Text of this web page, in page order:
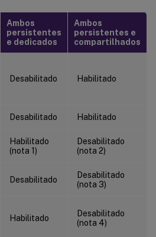
Ambos
persistentes
e dedicados
Ambos
persistentes e
compartilhados
Desabilitado Habilitado
Desabilitado Habilitado
Habilitado
(nota 1)
Desabilitado
(nota 2)
Desabilitado
Desabilitado
(nota 3)
Habilitado
Desabilitado
(nota 4)